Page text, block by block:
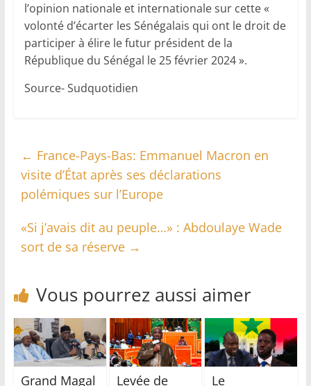
l’opinion nationale et internationale sur cette «
volonté d’écarter les Sénégalais qui ont le droit de
participer à élire le futur président de la
République du Sénégal le 25 février 2024 ».
Source- Sudquotidien
← France-Pays-Bas: Emmanuel Macron en
visite d’État après ses déclarations
polémiques sur l’Europe
«Si j’avais dit au peuple…» : Abdoulaye Wade
sort de sa réserve →
Vous pourrez aussi aimer
Grand Magal
Levée de
Le